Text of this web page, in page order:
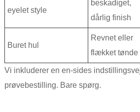
eyelet style
beskadiget,
dårlig finish
Buret hul
Revnet eller
flækket tønde
Vi inkluderer en en-sides
prøvebestilling. Bare spørg.